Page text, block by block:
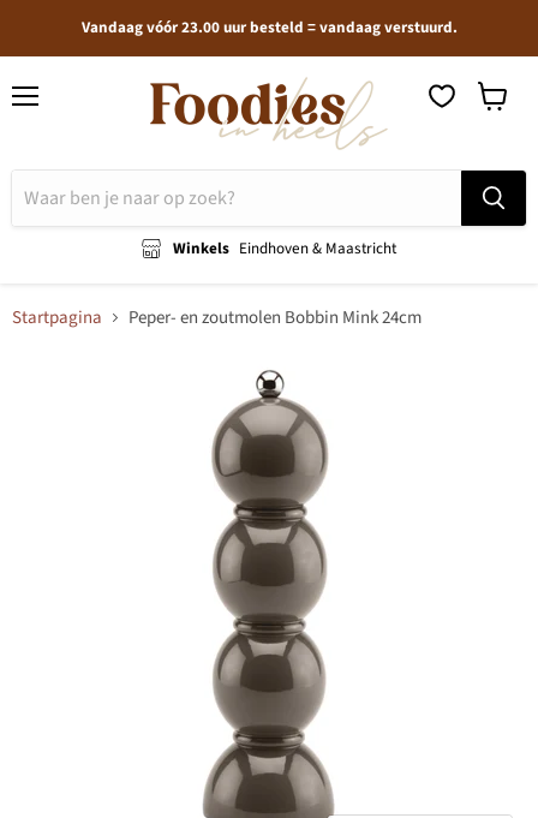
Vandaag vóór 23.00 uur besteld = vandaag verstuurd.
Winkels Eindhoven & Maastricht
Startpagina Peper- en zoutmolen Bobbin Mink 24cm